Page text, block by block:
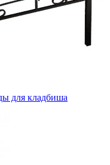
для кладбиша